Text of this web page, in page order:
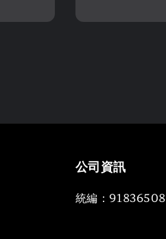
公司資訊
統編：91836508